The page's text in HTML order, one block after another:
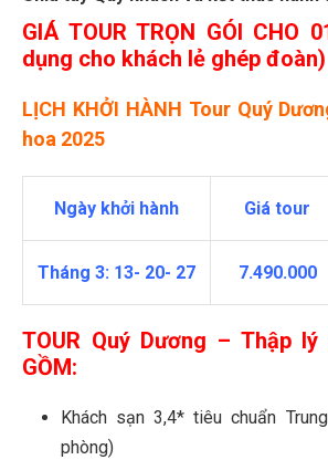
GIÁ TOUR TRỌN GÓI CHO
dụng cho khách lẻ ghép đoàn)
LỊCH KHỞI HÀNH Tour Quý
hoa 2025
Ngày khởi hành Giá tour
Tháng 3: 13- 20- 27 7.490.000
TOUR Quý Dương – Thập
GỒM:
Khách sạn 3,4* tiêu chuẩn
phòng)